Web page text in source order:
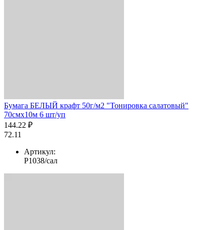
Бумага БЕЛЫЙ крафт 50г/м2 "Тонировка салатовый"
70смх10м 6 шт/уп
144.22 ₽
72.11
Артикул:
Р1038/сал